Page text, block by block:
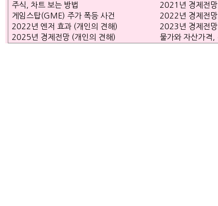
주식, 차트 보는 방법
2021년 경제전
게임스탑(GME) 주가 폭등 사건
2022년 경제전
2022년 엔저 효과 (개인의 견해)
2023년 경제전
2025년 경제전망 (개인의 견해)
물가와 자산가격,